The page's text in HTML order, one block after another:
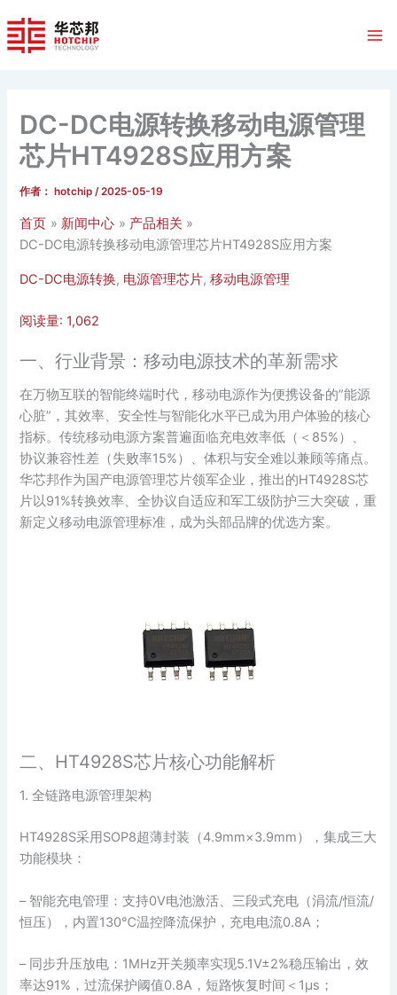
至
内
DC-DC电源转换移动电源管理
芯片HT4928S应用方案
作者： hotchip/2025-05-19
首页 新闻中心
产品相关
DC-DC电源转换移动电源管理芯片HT4928S应用方案
DC-DC电源转换, 电源管理芯片,移动电源管理
阅读量: 1,062
一、行业背景：移动电源技术的革新需求
在万物互联的智能终端时代，移动电源作为便携设备的”能源
心脏”，其效率、安全性与智能化水平已成为用户体验的核心
指标。传统移动电源方案普遍面临充电效率低（＜85%）、
协议兼容性差（失败率15%）、体积与安全难以兼顾等痛点。
华芯邦作为国产电源管理芯片领军企业，推出的HT4928S芯
片以91%转换效率、全协议自适应和军工级防护三大突破，重
新定义移动电源管理标准，成为头部品牌的优选方案。
二、HT4928S芯片核心功能解析
1. 全链路电源管理架构
HT4928S采用SOP8超薄封装（4.9mm×3.9mm），集成三大
功能模块：
– 智能充电管理：支持0V电池激活、三段式充电（涓流/恒流/
恒压），内置130℃温控降流保护，充电电流0.8A；
– 同步升压放电：1MHz开关频率实现5.1V±2%稳压输出，效
率达91%，过流保护阈值0.8A，短路恢复时间＜1μs；